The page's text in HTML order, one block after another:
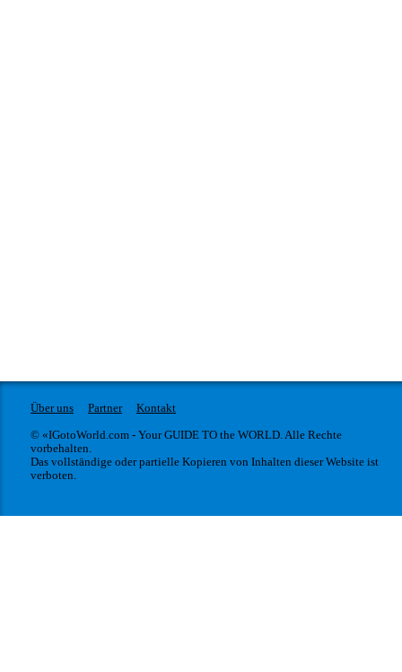
Über uns Partner
Kontakt
© «IGotoWorld.com - Your GUIDE TO the WORLD. Alle Rechte
vorbehalten.
Das vollständige oder partielle Kopieren von Inhalten dieser Website ist
verboten.